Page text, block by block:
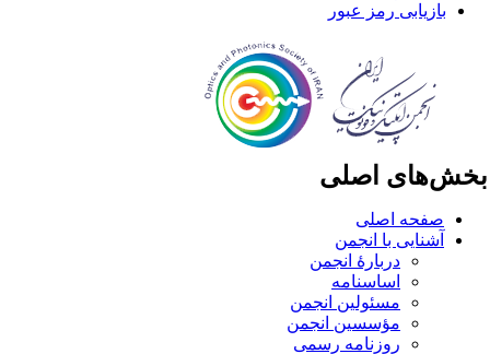
بازیابی رمز عبور
اصلی
صفحه اصلی
آشنایی با انجمن
دربارۀ انجمن
اساسنامه
مسئولین انجمن
مؤسسین انجمن
روزنامه رسمی